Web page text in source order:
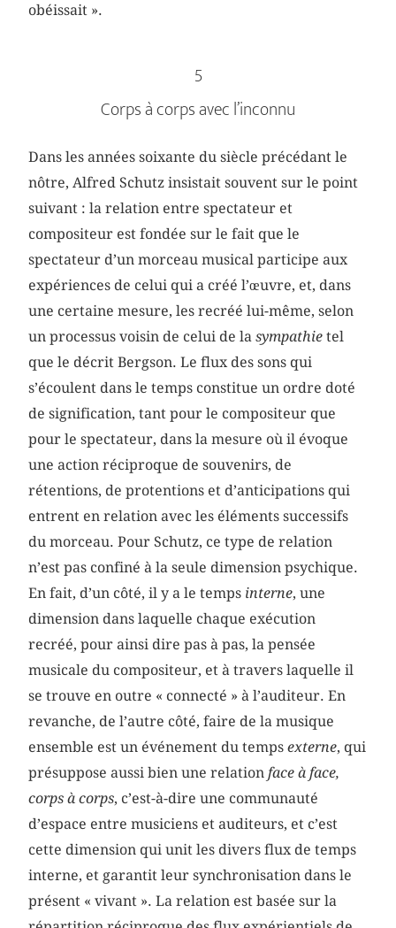
obéissait ».
5
Corps à corps avec l’inconnu
Dans les années soixante du siècle précédant le
nôtre, Alfred Schutz insistait souvent sur le point
suivant : la relation entre spectateur et
compositeur est fondée sur le fait que le
spectateur d’un morceau musical participe aux
expériences de celui qui a créé l’œuvre, et, dans
une certaine mesure, les recréé lui-même, selon
un processus voisin de celui de lasympathietel
que le décrit Bergson. Le flux des sons qui
s’écoulent dans le temps constitue un ordre doté
de signification, tant pour le compositeur que
pour le spectateur, dans la mesure où il évoque
une action réciproque de souvenirs, de
rétentions, de protentions et d’anticipations qui
entrent en relation avec les éléments successifs
du morceau. Pour Schutz, ce type de relation
n’est pas confiné à la seule dimension psychique.
En fait, d’un côté, il y a le temps interne, une
dimension dans laquelle chaque exécution
recréé, pour ainsi dire pas à pas, la pensée
musicale du compositeur, et à travers laquelle il
se trouve en outre « connecté » à l’auditeur. En
revanche, de l’autre côté, faire de la musique
ensemble est un événement du tempsexterne, qui
présuppose aussi bien une relationface à face,
corps à corps, c’est-à-dire une communauté
d’espace entre musiciens et auditeurs, et c’est
cette dimension qui unit les divers flux de temps
interne, et garantit leur synchronisation dans le
présent « vivant ». La relation est basée sur la